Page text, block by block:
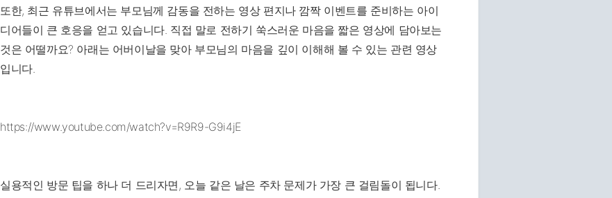
또한, 최근 유튜브에서는 부모님께 감동을 전하는 영상 편지나 깜짝 이벤트를 준비하는 아이
디어들이 큰 호응을 얻고 있습니다. 직접 말로 전하기 쑥스러운 마음을 짧은 영상에 담아보는
것은 어떨까요? 아래는 어버이날을 맞아 부모님의 마음을 깊이 이해해 볼 수 있는 관련 영상
입니다.
https://www.youtube.com/watch?v=R9R9-G9i4jE
실용적인 방문 팁을 하나 더 드리자면, 오늘 같은 날은 주차 문제가 가장 큰 걸림돌이 됩니다.